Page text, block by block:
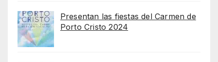
Presentan las fiestas del Carmen de
Porto Cristo 2024